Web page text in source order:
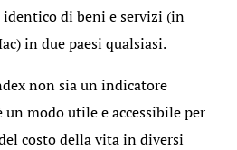
di beni e servizi (in
in due paesi qualsiasi.
non sia un indicatore
modo utile e accessibile per
costo della vita in diversi